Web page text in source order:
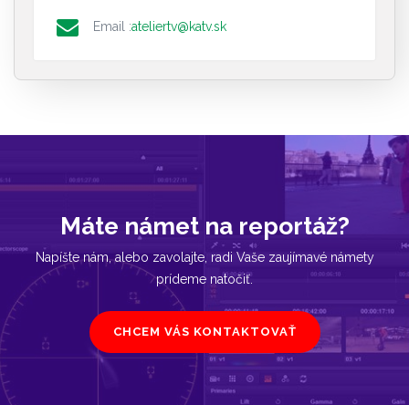
Email :ateliertv@katv.sk
Máte námet na reportáž?
Napíšte nám, alebo zavolajte, radi Vaše zaujímavé námety
prídeme natočiť.
CHCEM VÁS KONTAKTOVAŤ